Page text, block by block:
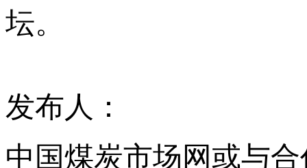
坛。
发布人：
中国煤炭市场网或与